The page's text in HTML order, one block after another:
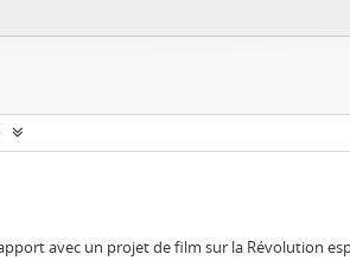
avec un projet de film sur la Révolution